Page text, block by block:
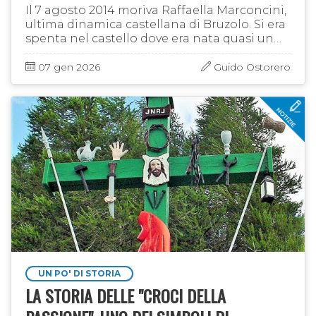
Il 7 agosto 2014 moriva Raffaella Marconcini,
ultima dinamica castellana di Bruzolo. Si era
spenta nel castello dove era nata quasi un
secolo prima, figlia di una coppia non
banale Il padre Federico …
07 gen 2026 Guido Ostorero
UN PO' DI STORIA
LA STORIA DELLE "CROCI DELLA